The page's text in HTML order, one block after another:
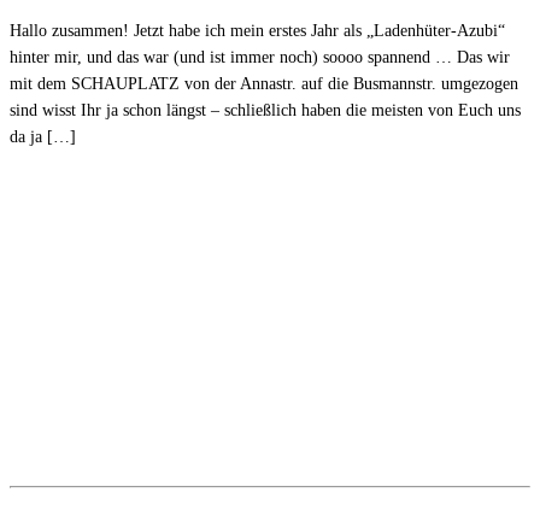
Hallo zusammen! Jetzt habe ich mein erstes Jahr als „Ladenhüter-Azubi“
hinter mir, und das war (und ist immer noch) soooo spannend … Das wir
mit dem SCHAUPLATZ von der Annastr. auf die Busmannstr. umgezogen
sind wisst Ihr ja schon längst – schließlich haben die meisten von Euch uns
da ja […]